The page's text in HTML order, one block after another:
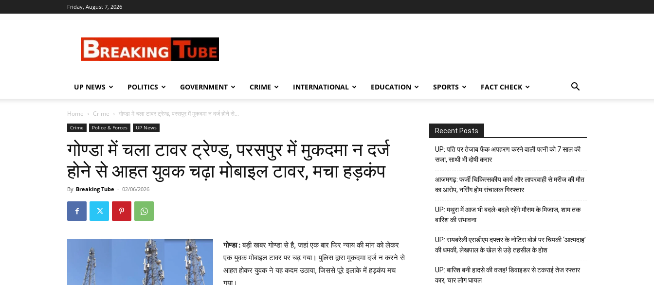
Friday, August 7, 2026
UP NEWS POLITICS GOVERNMENT CRIME INTERNATIONAL EDUCATION SPORTS FACT CHECK
Home Crime गोण्डा में चला टावर ट्रेण्ड, परसपुर में मुकदमा न दर्ज होने से...
Crime Police & Forces UP News
गोण्डा में चला टावर ट्रेण्ड, परसपुर में मुकदमा न दर्ज
होने से आहत युवक चढ़ा मोबाइल टावर, मचा हड़कंप
By Breaking Tube - 02/06/2026
गोण्डा :बड़ी खबर गोण्डा से है, जहां एक बार फिर न्याय की मांग को लेकर
एक युवक मोबाइल टावर पर चढ़ गया। पुलिस द्वारा मुकदमा दर्ज न करने से
आहत होकर युवक ने यह कदम उठाया, जिससे पूरे इलाके में हड़कंप मच
गया।
Recent Posts
UP: पति पर तेजाब फेंक अपहरण करने वाली पत्नी को 7 साल की
सजा, साथी भी दोषी करार
आजमगढ़: फर्जी चिकित्सकीय कार्य और लापरवाही से मरीज की मौत
का आरोप, नर्सिंग होम संचालक गिरफ्तार
UP: मथुरा में आज भी बदले-बदले रहेंगे मौसम के मिजाज, शाम तक
बारिश की संभावना
UP: रायबरेली एसडीएम दफ्तर के नोटिस बोर्ड पर चिपकी ‘आत्मदाह’
की धमकी, लेखपाल के खेल से उड़े तहसील के होश
UP: बारिश बनी हादसे की वजह! डिवाइडर से टकराई तेज रफ्तार
कार, चार लोग घायल